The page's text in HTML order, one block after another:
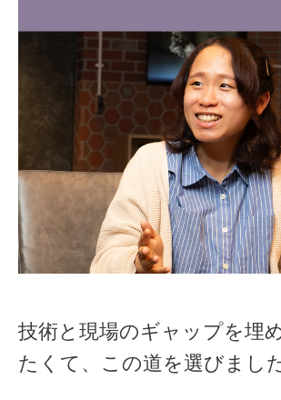
技術と現場のギャップを埋
たくて、この道を選びまし